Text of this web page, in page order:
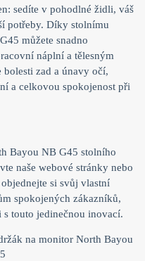
sedíte v pohodlné židli, váš
potřeby. Díky stolnímu
můžete snadno
náplní a tělesným
zad a únavy očí,
a celkovou spokojenost při
Bayou NB G45 stolního
naše webové stránky nebo
si svůj vlastní
spokojených zákazníků,
touto jedinečnou inovací.